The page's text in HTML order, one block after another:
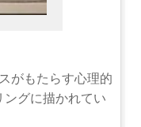
がもたらす心理的
グに描かれてい